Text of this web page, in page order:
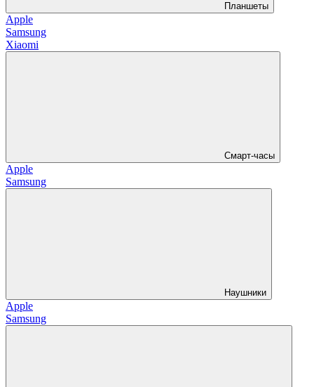
Планшеты
Apple
Samsung
Xiaomi
Смарт-часы
Apple
Samsung
Наушники
Apple
Samsung